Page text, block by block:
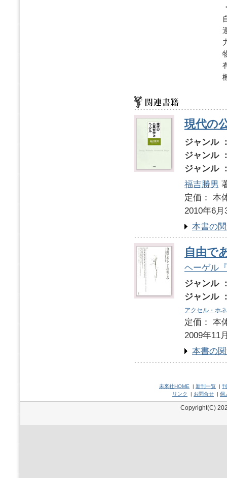
現代の
ジャンル
ジャンル
ジャンル
福吉勝男
定価：
2010年6月
本書の
自由で
ヘーゲル
ジャンル
ジャンル
アクセル・ホ
定価：
2009年11
本書の
未來社HOME | 新刊一覧 |
リンク
| お問合せ | 個
Copyright(C)